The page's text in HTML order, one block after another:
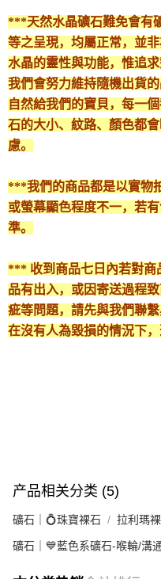
***天然水晶礦石難免會有
等之呈現，均屬正常，並
水晶的靈性與功能，惟追
我們會努力維持隨機出貨
自然給我們的寶貝，每一
石的大小、紋路、顏色都
慮。
***我們的商品都是以實物
或螢幕顯色程度不一，若
準。
*** 收到商品七日內若對商
品有出入，或因寄送過程
疵等問題，請先與我們聯
在沒有人為毀損的情況下，
产品相关分类 (5)
礦石｜💍珠寶裸石 拉利瑪
礦石｜💙藍色系礦石-喉輪/溝